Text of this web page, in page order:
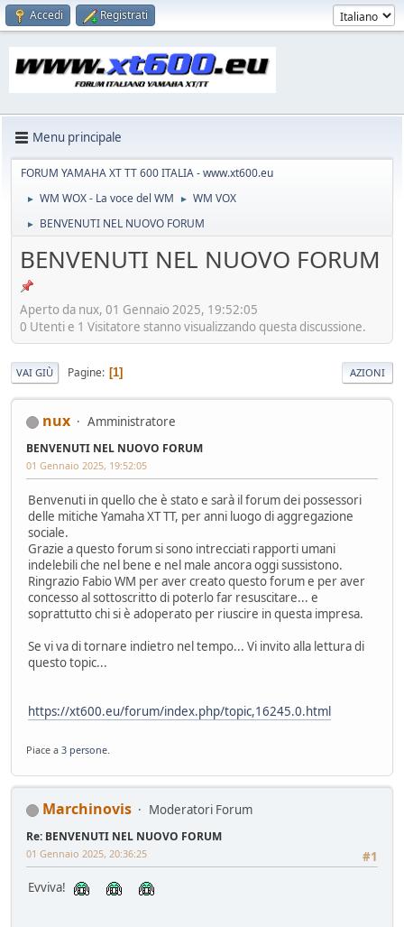
Accedi Registrati
Menu principale
FORUM YAMAHA XT TT 600 ITALIA - www.xt600.eu
► WM WOX - La voce del WM ► WM VOX
► BENVENUTI NEL NUOVO FORUM
BENVENUTI NEL NUOVO FORUM
Aperto da nux, 01 Gennaio 2025, 19:52:05
0 Utenti e 1 Visitatore stanno visualizzando questa discussione.
VAI GIÙ Pagine 1 AZIONI
nux Amministratore
BENVENUTI NEL NUOVO FORUM
01 Gennaio 2025, 19:52:05
Benvenuti in quello che è stato e sarà il forum dei possessori
delle mitiche Yamaha XT TT, per anni luogo di aggregazione
sociale.
Grazie a questo forum si sono intrecciati rapporti umani
indelebili che nel bene e nel male ancora oggi sussistono.
Ringrazio Fabio WM per aver creato questo forum e per aver
concesso al sottoscritto di poterlo far resuscitare... e
soprattutto chi si è adoperato per riuscire in questa impresa.
Se vi va di tornare indietro nel tempo... Vi invito alla lettura di
questo topic...
https://xt600.eu/forum/index.php/topic,16245.0.html
Piace a 3 persone
Marchinovis Moderatori Forum
Re: BENVENUTI NEL NUOVO FORUM
#1
01 Gennaio 2025, 20:36:25
Evviva!